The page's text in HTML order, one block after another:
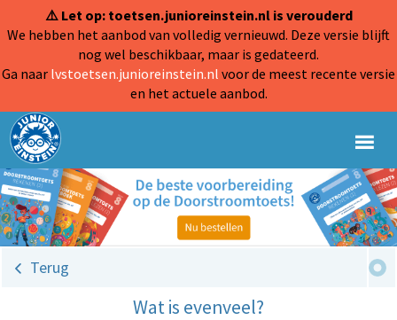
⚠️ Let op: toetsen.junioreinstein.nl is verouderd
We hebben het aanbod van volledig vernieuwd. Deze versie blijft
nog wel beschikbaar, maar is gedateerd.
Ga naar lvstoetsen.junioreinstein.nl voor de meest recente versie
en het actuele aanbod.
Terug
Wat is evenveel?